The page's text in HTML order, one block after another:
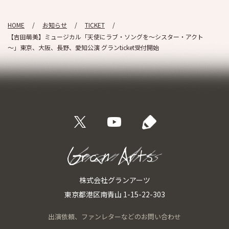
HOME お知らせ
TICKET
【吉田萌美】ミュージカル「天使にラブ・ソングを～シスター・アクト
～」東京、大阪、長野、愛知公演 グランticket受付開始
株式会社グランアーツ
東京都港区南青山 1-15-22-303
出演依頼、 ファンレターなどのお問い合わせ